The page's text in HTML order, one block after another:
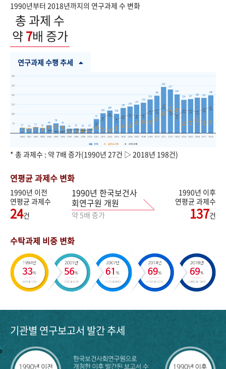
1990년부터 2018년까지의 연구과제 수 변화
총 과제 수
약7배 증가
연구과제 수행 추세
* 총 과제수 : 약 7배 증가(1990년 27건 ▷ 2018년 198건)
연평균 과제수 변화
1990년 이전
연평균 과제수
24건
1990년 한국보건사
회연구원 개원
약 5배 증가
1990년 이후
연평균 과제수
137건
수탁과제 비중 변화
기관별 연구보고서 발간 추세